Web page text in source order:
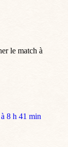
le match à
8 h 41 min